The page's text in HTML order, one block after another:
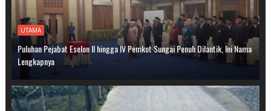
UTAMA
Puluhan Pejabat Eselon II hingga IV Pemkot Sungai Penuh Dilantik, Ini Nama
Lengkapnya